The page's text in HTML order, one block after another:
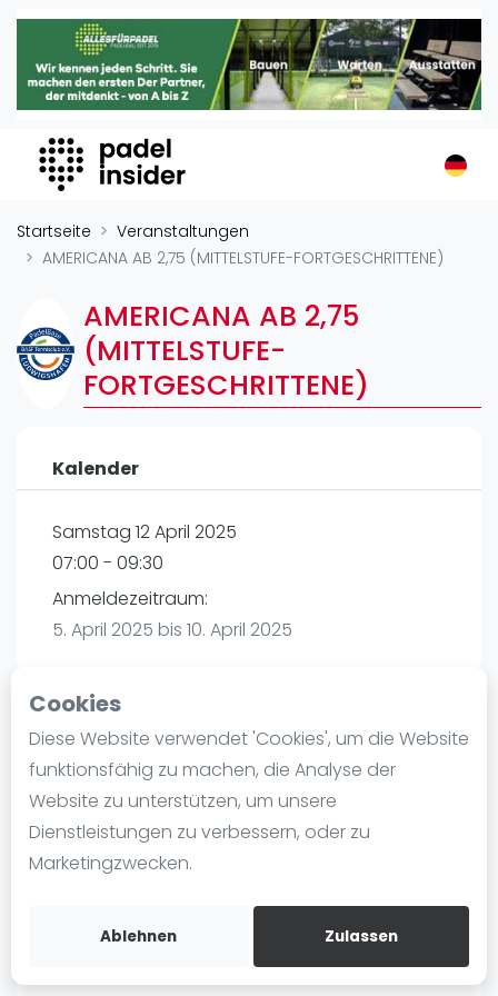
Cookies
Diese Website verwendet 'Cookies', um die Website
funktionsfähig zu machen, die Analyse der
Website zu unterstützen, um unsere
Dienstleistungen zu verbessern, oder zu
Marketingzwecken.
Ablehnen Zulassen
Padel Insider
Home
Organisationen
Buchungssysteme
Padel-Shops
Padel-Marken
Verschiedenes
Veranstaltungen
Turniere
Playtomic
Ranking
Männer
Frauen
FIP Männer
Blog
Die Geschichte von Padel
Regeln und Punktzählung
Padel Schläge
Video
Startseite
Veranstaltungen
AMERICANA AB 2,75 (MITTELSTUFE-FORTGESCHRITTENE)
AMERICANA AB 2,75
(MITTELSTUFE-
FORTGESCHRITTENE)
Kalender
Samstag 12 April 2025
07:00 - 09:30
Anmeldezeitraum:
5. April 2025 bis 10. April 2025
Playtomic (Abgesagt))
PadelBase Ludwigshafen | Ludwigshafen am
Rhein
Weiherstraße 39
Routebeschrijving